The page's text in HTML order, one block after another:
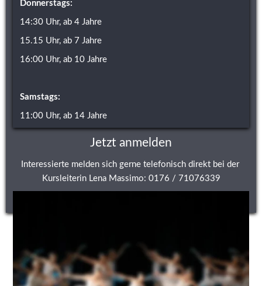
Donnerstags:
14:30 Uhr, ab 4 Jahre
15.15 Uhr, ab 7 Jahre
16:00 Uhr, ab 10 Jahre
Samstags:
11:00 Uhr, ab 14 Jahre
Jetzt anmelden
Interessierte melden sich gerne telefonisch direkt bei der
Kursleiterin Lena Massimo: 0176 / 71076339